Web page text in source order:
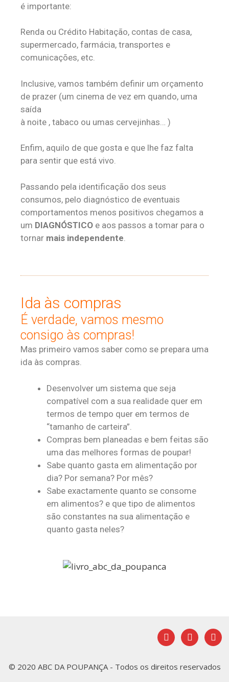
é importante:
Renda ou Crédito Habitação, contas de casa,
supermercado, farmácia, transportes e
comunicações, etc.
Inclusive, vamos também definir um orçamento
de prazer (um cinema de vez em quando, uma
saída
à noite , tabaco ou umas cervejinhas… )
Enfim, aquilo de que gosta e que lhe faz falta
para sentir que está vivo.
Passando pela identificação dos seus
consumos, pelo diagnóstico de eventuais
comportamentos menos positivos chegamos a
um DIAGNÓSTICO e aos passos a tomar para o
tornar mais independente
Ida às compras
É verdade, vamos mesmo
consigo às compras!
Mas primeiro vamos saber como se prepara uma
ida às compras.
Desenvolver um sistema que seja
compatível com a sua realidade quer em
termos de tempo quer em termos de
“tamanho de carteira”.
Compras bem planeadas e bem feitas são
uma das melhores formas de poupar!
Sabe quanto gasta em alimentação por
dia? Por semana? Por mês?
Sabe exactamente quanto se consome
em alimentos? e que tipo de alimentos
são constantes na sua alimentação e
quanto gasta neles?
© 2020 ABC DA POUPANÇA - Todos os direitos reservados